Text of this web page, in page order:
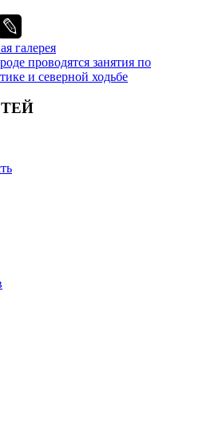
галерея
проводятся занятия по
и северной ходьбе